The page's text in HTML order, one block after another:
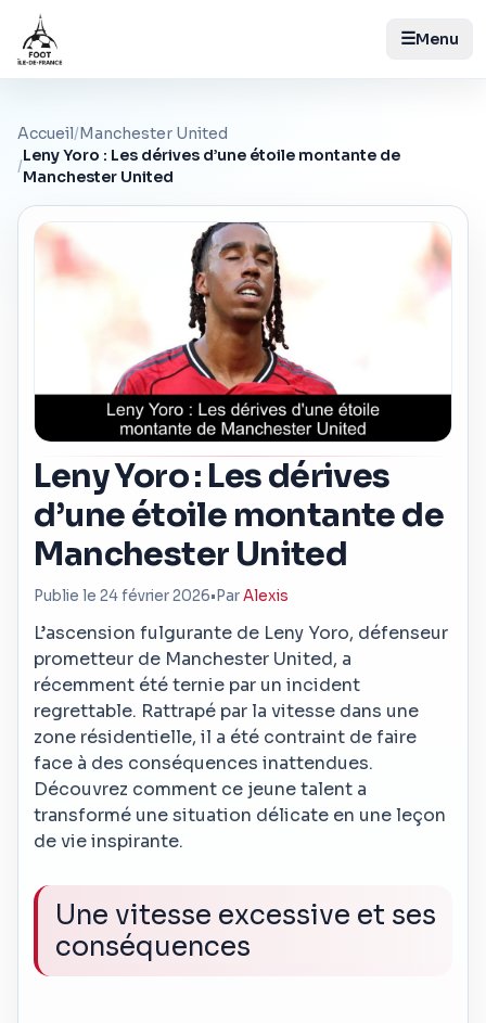
☰Menu
Accueil/Manchester United
/
Leny Yoro : Les dérives d’une étoile montante de
Manchester United
Leny Yoro : Les dérives
d’une étoile montante de
Manchester United
Publie le 24 février 2026• ParAlexis
L’ascension fulgurante de Leny Yoro, défenseur
prometteur de Manchester United, a
récemment été ternie par un incident
regrettable. Rattrapé par la vitesse dans une
zone résidentielle, il a été contraint de faire
face à des conséquences inattendues.
Découvrez comment ce jeune talent a
transformé une situation délicate en une leçon
de vie inspirante.
Une vitesse excessive et ses
conséquences